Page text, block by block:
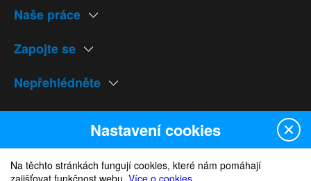
Naše práce
Zapojte se
Nepřehlédněte
Naše weby
Nastavení cookies
Na těchto stránkách fungují cookies, které nám pomáhají
zajišťovat funkčnost webu. Více o cookies